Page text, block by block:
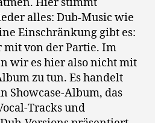
alles: Dub-Music wie
Einschränkung gibt es:
mit von der Partie. Im
wir es hier also nicht mit
zu tun. Es handelt
Showcase-Album, das
Tracks und